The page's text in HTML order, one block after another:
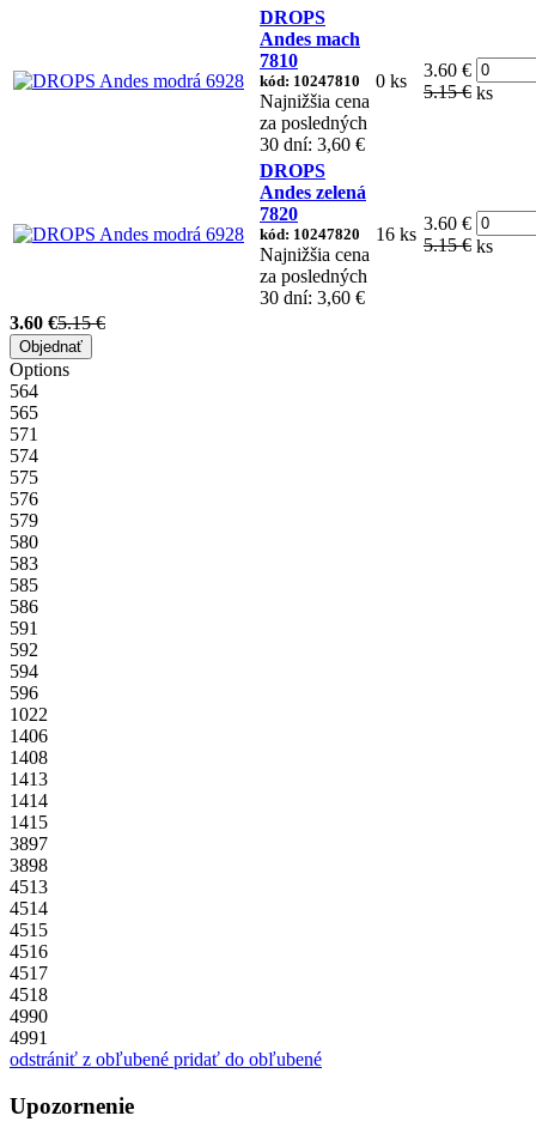
DROPS
Andes mach
7810
kód: 10247810
Najnižšia cena
za posledných
30 dní: 3,60 €
0 ks
3.60 €
5.15 € ks
DROPS
Andes zelená
7820
kód: 10247820
Najnižšia cena
za posledných
30 dní: 3,60 €
16 ks
3.60 €
5.15 € ks
3.60 €5.15 €
Objednať
Options
564
565
571
574
575
576
579
580
583
585
586
591
592
594
596
1022
1406
1408
1413
1414
1415
3897
3898
4513
4514
4515
4516
4517
4518
4990
4991
odstrániť z obľubené pridať do obľubené
Upozornenie